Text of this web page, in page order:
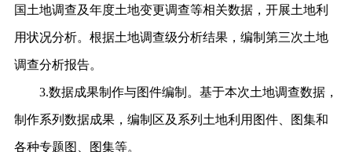
国土地调查及年度土地变更调查等相关数据，开展土地利
用状况分析。根据土地调查级分析结果，编制第三次土地
调查分析报告。
3.数据成果制作与图件编制。 基于本次土地调查数据，
制作系列数据成果，编制 区及 系列土地利用图件、图集和
各种专题图、图集等。